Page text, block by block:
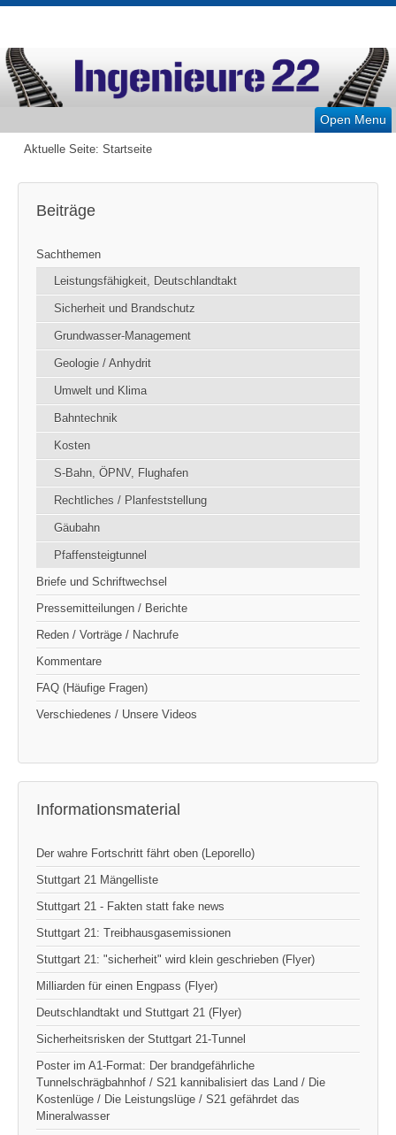
Open Menu
Aktuelle Seite: Startseite
Beiträge
Sachthemen
Leistungsfähigkeit, Deutschlandtakt
Sicherheit und Brandschutz
Grundwasser-Management
Geologie / Anhydrit
Umwelt und Klima
Bahntechnik
Kosten
S-Bahn, ÖPNV, Flughafen
Rechtliches / Planfeststellung
Gäubahn
Pfaffensteigtunnel
Briefe und Schriftwechsel
Pressemitteilungen / Berichte
Reden / Vorträge / Nachrufe
Kommentare
FAQ (Häufige Fragen)
Verschiedenes / Unsere Videos
Informationsmaterial
Der wahre Fortschritt fährt oben (Leporello)
Stuttgart 21 Mängelliste
Stuttgart 21 - Fakten statt fake news
Stuttgart 21: Treibhausgasemissionen
Stuttgart 21: "sicherheit" wird klein geschrieben (Flyer)
Milliarden für einen Engpass (Flyer)
Deutschlandtakt und Stuttgart 21 (Flyer)
Sicherheitsrisken der Stuttgart 21-Tunnel
Poster im A1-Format: Der brandgefährliche
Tunnelschrägbahnhof / S21 kannibalisiert das Land / Die
Kostenlüge / Die Leistungslüge / S21 gefährdet das
Mineralwasser